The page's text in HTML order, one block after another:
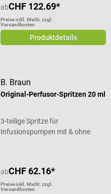
abCHF 122.69*
Preise inkl. MwSt. zzgl.
Versandkosten
Produktdetails
B. Braun
Original-Perfusor-Spritzen 20 ml
3-teilige Spritze für
Infusionspumpen mit & ohne
abCHF 62.16*
Preise inkl. MwSt. zzgl.
Versandkosten